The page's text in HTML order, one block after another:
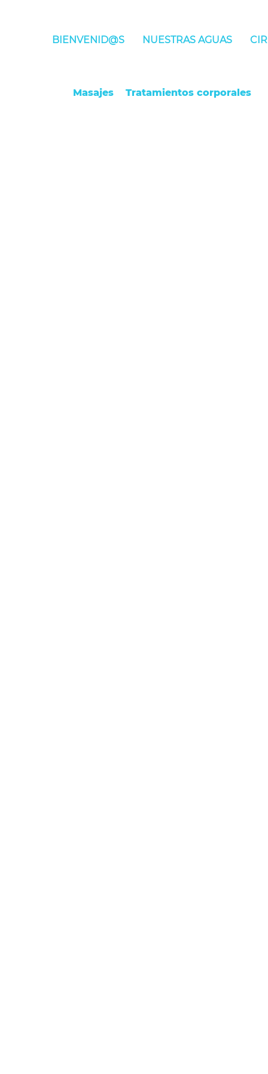
BIENVENID@S NUESTRAS AGUAS
Masajes Tratamientos corporales